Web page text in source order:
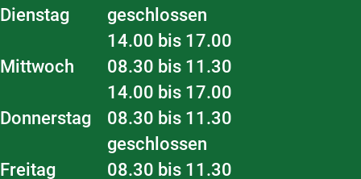
Dienstag
geschlossen
14.00 bis 17.00
Mittwoch
08.30 bis 11.30
14.00 bis 17.00
Donnerstag
08.30 bis 11.30
geschlossen
Freitag
08.30 bis 11.30